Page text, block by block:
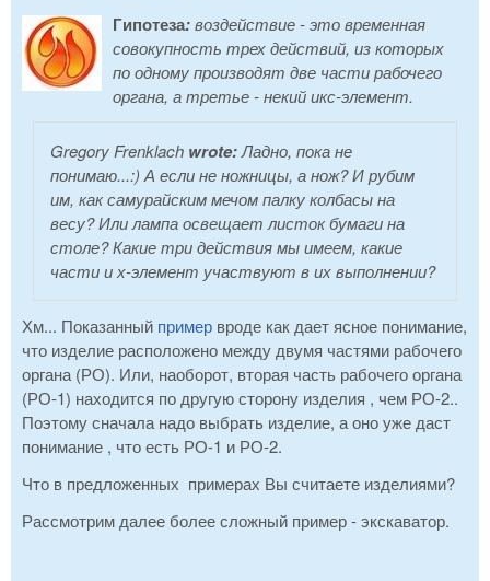
Гипотеза:воздействие - это временная
совокупность трех действий, из которых
по одному производят две части рабочего
органа, а третье - некий икс-элемент.
Gregory Frenklach wrote:Ладно, пока не
понимаю...:) А если не ножницы, а нож? И рубим
им, как самурайским мечом палку колбасы на
весу? Или лампа освещает листок бумаги на
столе? Какие три действия мы имеем, какие
части и х-элемент участвуют в их выполнении?
Хм... Показанный пример вроде как дает ясное понимание,
что изделие расположено между двумя частями рабочего
органа (РО). Или, наоборот, вторая часть рабочего органа
(РО-1) находится по другую сторону изделия , чем РО-2..
Поэтому сначала надо выбрать изделие, а оно уже даст
понимание , что есть РО-1 и РО-2.
Что в предложенных примерах Вы считаете изделиями?
Рассмотрим далее более сложный пример - экскаватор.